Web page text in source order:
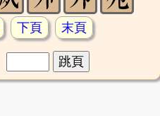
下頁 末頁